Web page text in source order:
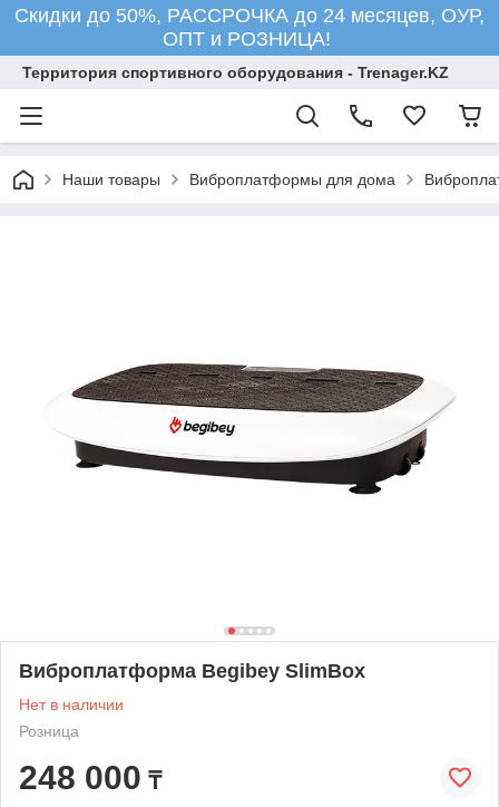
Скидки до 50%, РАССРОЧКА до 24 месяцев, ОУР,
ОПТ и РОЗНИЦА!
Территория спортивного оборудования - Trenager.KZ
Наши товары Виброплатформы для дома
Виброплатформа Begibey SlimBox
Нет в наличии
Розница
248 000 ₸